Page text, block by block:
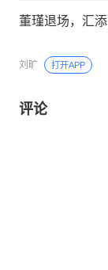
董瑾退场，汇
刘旷 打开APP
评论